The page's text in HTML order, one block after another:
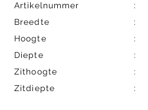
Artikelnummer
Breedte
Hoogte
Diepte
Zithoogte
Zitdiepte